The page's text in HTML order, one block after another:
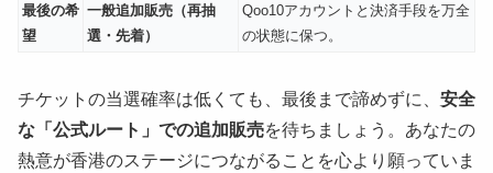
最後の希
望
一般追加販売（再抽
選・先着）
Qoo10アカウントと決済手段を万全
の状態に保つ。
チケットの当選確率は低くても、最後まで諦めずに、 安全
な「公式ルート」での追加販売を待ちましょう。あなたの
熱意が香港のステージにつながることを心より願っていま